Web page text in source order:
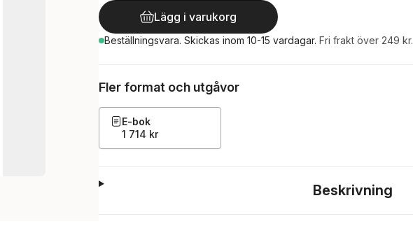
Lägg i varukorg
Beställningsvara. Skickas inom 10-15 vardagar. Fri frakt över 249 kr.
Fler format och utgåvor
E-bok
1 714 kr
Beskrivning